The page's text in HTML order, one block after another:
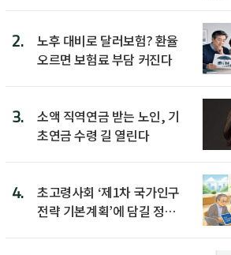
2.
노후 대비로 달러보험? 환율
오르면 보험료 부담 커진다
3.
소액 직역연금 받는 노인, 기
초연금 수령 길 열린다
4.
초고령사회 ‘제1차 국가인구
전략 기본계획’에 담길 정책